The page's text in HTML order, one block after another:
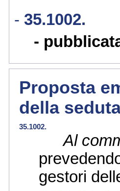
35.1002.
Proposta
della
35.1002.
Al
gestori